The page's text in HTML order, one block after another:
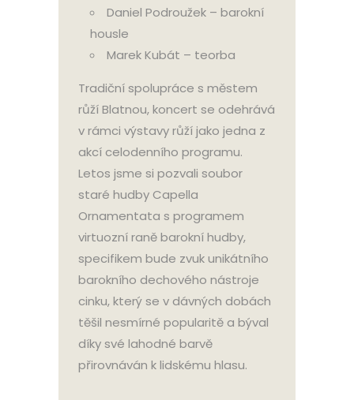
Daniel Podroužek – barokní
housle
Marek Kubát – teorba
Tradiční spolupráce s městem
růží Blatnou, koncert se odehrává
v rámci výstavy růží jako jedna z
akcí celodenního programu.
Letos jsme si pozvali soubor
staré hudby Capella
Ornamentata s programem
virtuozní raně barokní hudby,
specifikem bude zvuk unikátního
barokního dechového nástroje
cinku, který se v dávných dobách
těšil nesmírné popularitě a býval
díky své lahodné barvě
přirovnáván k lidskému hlasu.